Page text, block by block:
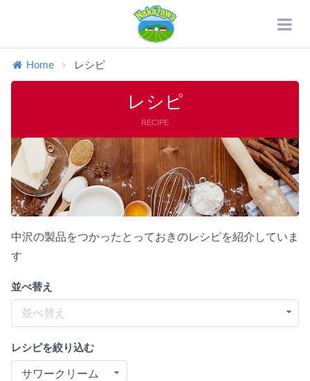
Home レシピ
レシピ
RECIPE
中沢の製品をつかったとっておきのレシピを紹介していま
す
並べ替え
並べ替え
レシピを絞り込む
サワークリーム